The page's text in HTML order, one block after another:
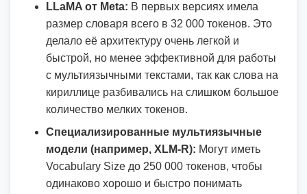
LLaMA от Meta: В первых версиях имела
размер словаря всего в 32 000 токенов. Это
делало её архитектуру очень легкой и
быстрой, но менее эффективной для работы
с мультиязычными текстами, так как слова на
кириллице разбивались на слишком большое
количество мелких токенов.
Специализированные мультиязычные
модели (например, XLM-R): Могут иметь
Vocabulary Size до 250 000 токенов, чтобы
одинаково хорошо и быстро понимать